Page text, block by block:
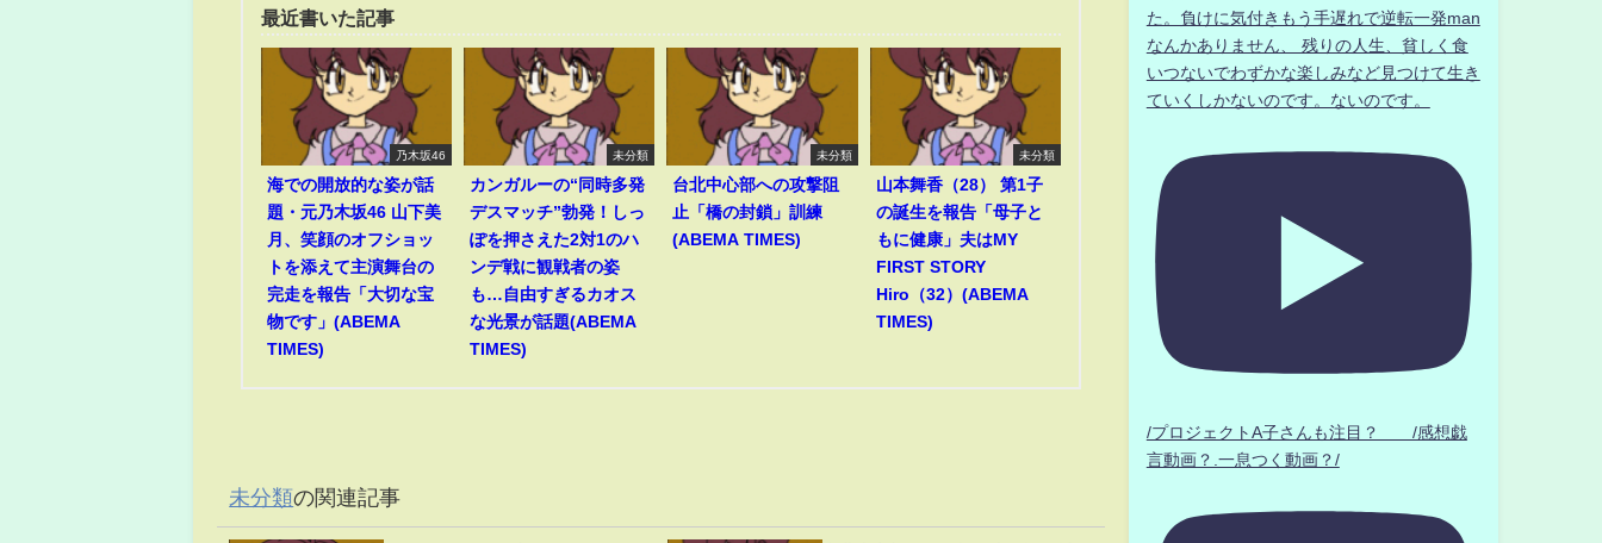
最近書いた記事
乃木坂46
海での開放的な姿が話
題・元乃木坂46 山下美
月、笑顔のオフショッ
トを添えて主演舞台の
完走を報告「大切な宝
物です」(ABEMA
TIMES)
未分類
カンガルーの“同時多発
デスマッチ”勃発！しっ
ぽを押さえた2対1のハ
ンデ戦に観戦者の姿
も…自由すぎるカオス
な光景が話題(ABEMA
TIMES)
未分類
台北中心部への攻撃阻
止「橋の封鎖」訓練
(ABEMA TIMES)
未分類
山本舞香（28） 第1子
の誕生を報告「母子と
もに健康」夫はMY
FIRST STORY
Hiro（32）(ABEMA
TIMES)
未分類の関連記事
た。負けに気付きもう手遅れで逆転一発man
なんかありません、 残りの人生、貧しく食
いつないでわずかな楽しみなど見つけて生き
ていくしかないのです。ないのです。
/プロジェクトA子さんも注目？ /感想戯
言動画？.一息つく動画？/